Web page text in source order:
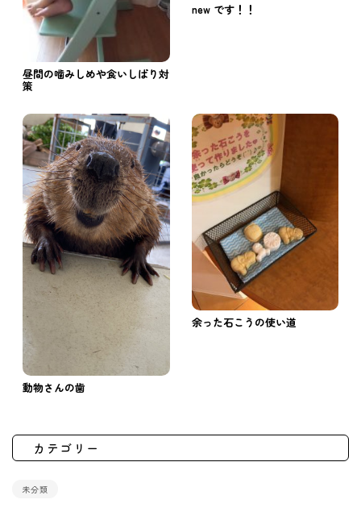
昼間の噛みしめや食いしばり対
策
new です！！
動物さんの歯
余った石こうの使い道
カテゴリー
未分類